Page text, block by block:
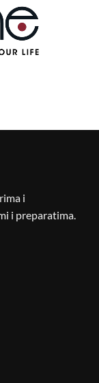
i
i preparatima.